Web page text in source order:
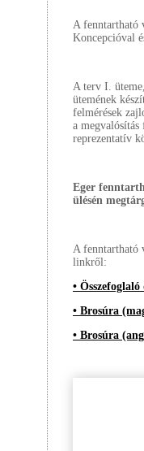
A fenntartható
Koncepcióval
A terv I.
ütemének
felmérések
a megvalósítás
reprezentatív
Eger
ülésén
A fenntartható
linkről:
•
• Brosúra
• Brosúra